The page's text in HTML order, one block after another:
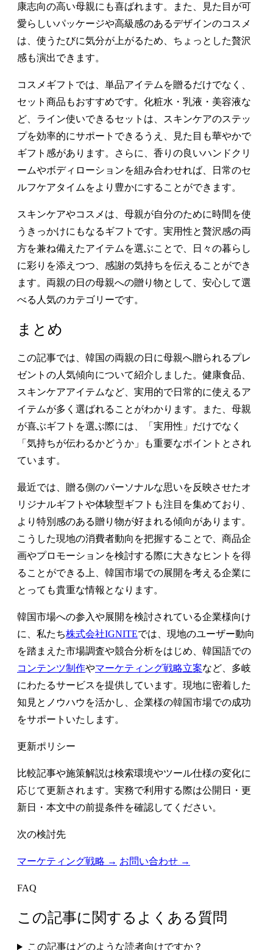
康志向の高い母親にも喜ばれます。また、見た目が可
愛らしいパッケージや高級感のあるデザインのコスメ
は、使うたびに気分が上がるため、ちょっとした贅沢
感も演出できます。
コスメギフトでは、単品アイテムを贈るだけでなく、
セット商品もおすすめです。化粧水・乳液・美容液な
ど、ライン使いできるセットは、スキンケアのステッ
プを効率的にサポートできるうえ、見た目も華やかで
ギフト感があります。さらに、香りの良いハンドクリ
ームやボディローションを組み合わせれば、日常のセ
ルフケアタイムをより豊かにすることができます。
スキンケアやコスメは、母親が自分のために時間を使
うきっかけにもなるギフトです。実用性と贅沢感の両
方を兼ね備えたアイテムを選ぶことで、日々の暮らし
に彩りを添えつつ、感謝の気持ちを伝えることができ
ます。両親の日の母親への贈り物として、安心して選
べる人気のカテゴリーです。
まとめ
この記事では、韓国の両親の日に母親へ贈られるプレ
ゼントの人気傾向について紹介しました。健康食品、
スキンケアアイテムなど、実用的で日常的に使えるア
イテムが多く選ばれることがわかります。また、母親
が喜ぶギフトを選ぶ際には、「実用性」だけでなく
「気持ちが伝わるかどうか」も重要なポイントとされ
ています。
最近では、贈る側のパーソナルな思いを反映させたオ
リジナルギフトや体験型ギフトも注目を集めており、
より特別感のある贈り物が好まれる傾向があります。
こうした現地の消費者動向を把握することで、商品企
画やプロモーションを検討する際に大きなヒントを得
ることができる上、韓国市場での展開を考える企業に
とっても貴重な情報となります。
韓国市場への参入や展開を検討されている企業様向け
に、私たち株式会社IGNITEでは、現地のユーザー動向
を踏まえた市場調査や競合分析をはじめ、韓国語での
コンテンツ制作やマーケティング戦略立案など、多岐
にわたるサービスを提供しています。現地に密着した
知見とノウハウを活かし、企業様の韓国市場での成功
をサポートいたします。
更新ポリシー
比較記事や施策解説は検索環境やツール仕様の変化に
応じて更新されます。実務で利用する際は公開日・更
新日・本文中の前提条件を確認してください。
次の検討先
マーケティング戦略 → お問い合わせ →
FAQ
この記事に関するよくある質問
この記事はどのような読者向けですか？